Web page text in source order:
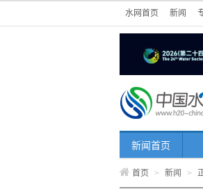
水网首页 新闻
新闻首页
首页 > 新闻 >